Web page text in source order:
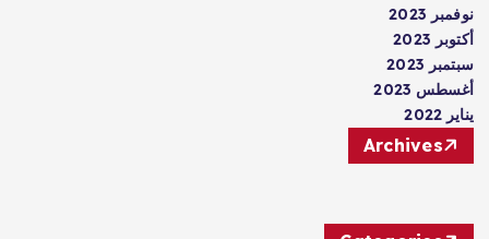
نوفمبر 2023
أكتوبر 2023
سبتمبر 2023
أغسطس 2023
يناير 2022
Archives